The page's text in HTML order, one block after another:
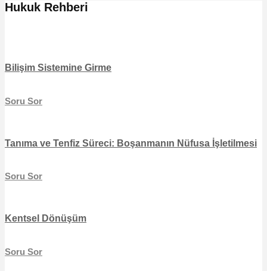
Hukuk Rehberi
Bilişim Sistemine Girme
Soru Sor
Tanıma ve Tenfiz Süreci: Boşanmanın Nüfusa İşletilmesi
Soru Sor
Kentsel Dönüşüm
Soru Sor